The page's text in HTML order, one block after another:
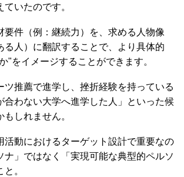
いたのです。
要件（例：継続力）を、求める人物像
る人）に翻訳することで、より具体的
"をイメージすることができます。
ツ推薦で進学し、挫折経験を持っている
合わない大学へ進学した人」といった候
しれません。
活動におけるターゲット設計で重要なの
ナ」ではなく「実現可能な典型的ペルソ
。